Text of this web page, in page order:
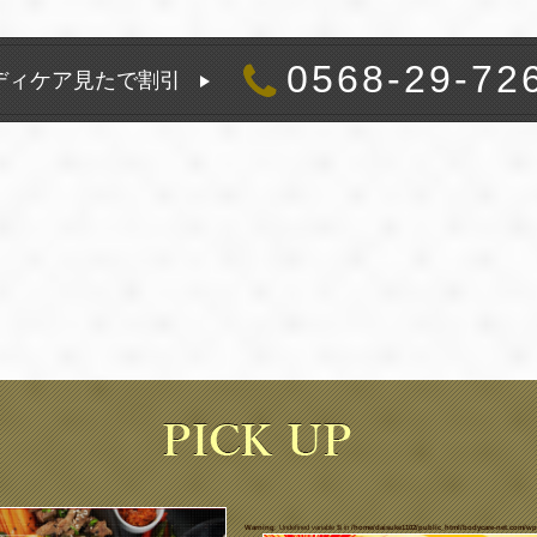
ィケア見たで割引 0568-29-
Warning: Undefined variable $i in/home/daisuke1102/public_html/bodycare-net.com/